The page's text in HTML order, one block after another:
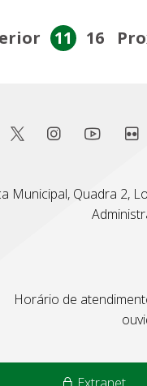
11 16
Municipal, Quadra 2,
Horário de